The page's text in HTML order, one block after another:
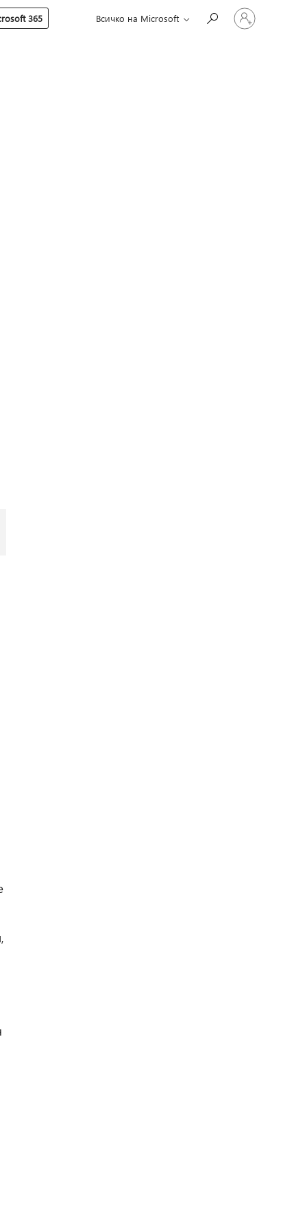
365 Всичко на Microsoft
Влезте
във
вашия